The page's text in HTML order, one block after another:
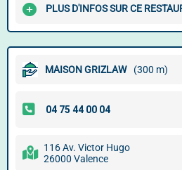
PLUS D'INFOS SUR CE
MAISON GRIZLAW (300 m)
116 Av. Victor Hugo
26000 Valence